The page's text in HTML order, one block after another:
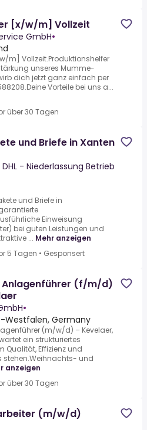
[x/w/m] Vollzeit
GmbH•
m] Vollzeit.Produktionshelfer
unseres Mumme-
dich jetzt ganz einfach per
Vorteile bei uns a...
über 30 Tagen
und Briefe in Xanten
- Niederlassung Betrieb
und Briefe in
Einweisung
bei guten Leistungen und
... Mehr anzeigen
5 Tagen • Gesponsert
Anlagenführer (f/m/d)
•
Westfalen, Germany
(m/w/d) – Kevelaer,
ein strukturiertes
Qualität, Effizienz und
stehen.Weihnachts- und
anzeigen
über 30 Tagen
(m/w/d)